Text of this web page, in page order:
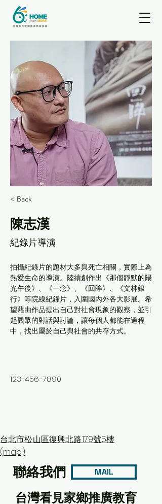
< Back
陳志漢
紀錄片導演
拍攝紀錄片的題材大多與死亡相關，實際上為
熱愛生命的導演。陸續創作出《那個靜默的陽
光午後》、《一念》、《回眸》、《文林銀
行》等院線紀錄片，入圍國內外各大影展。希
望藉由作品提出自己對社會現象的觀察，並引
起觀眾的對話與討論，讓每個人都能在過程
中，找出屬於自己與社會的共存方式。
123-456-7890
台北市松山區復興北路179號5樓
(map)
聯絡我們 MAIL
台灣看見家鄉推廣教育